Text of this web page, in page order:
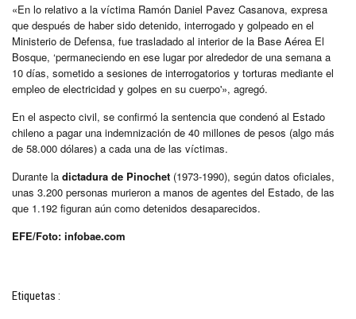
«En lo relativo a la víctima Ramón Daniel Pavez Casanova, expresa
que después de haber sido detenido, interrogado y golpeado en el
Ministerio de Defensa, fue trasladado al interior de la Base Aérea El
Bosque, ‘permaneciendo en ese lugar por alrededor de una semana a
10 días, sometido a sesiones de interrogatorios y torturas mediante el
empleo de electricidad y golpes en su cuerpo'», agregó.
En el aspecto civil, se confirmó la sentencia que condenó al Estado
chileno a pagar una indemnización de 40 millones de pesos (algo más
de 58.000 dólares) a cada una de las víctimas.
Durante la dictadura de Pinochet (1973-1990), según datos oficiales,
unas 3.200 personas murieron a manos de agentes del Estado, de las
que 1.192 figuran aún como detenidos desaparecidos.
EFE/Foto: infobae.com
Etiquetas :